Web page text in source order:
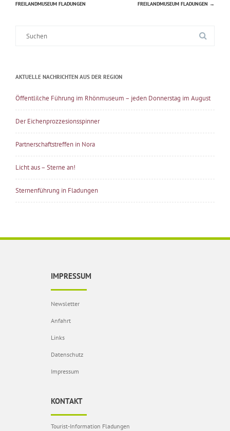
FREILANDMUSEUM FLADUNGEN FREILANDMUSEUM FLADUNGEN →
AKTUELLE NACHRICHTEN AUS DER REGION
Öffentlilche Führung im Rhönmuseum – jeden Donnerstag im August
Der Eichenprozzesionsspinner
Partnerschaftstreffen in Nora
Licht aus – Sterne an!
Sternenführung in Fladungen
IMPRESSUM
Newsletter
Anfahrt
Links
Datenschutz
Impressum
KONTAKT
Tourist-Information Fladungen